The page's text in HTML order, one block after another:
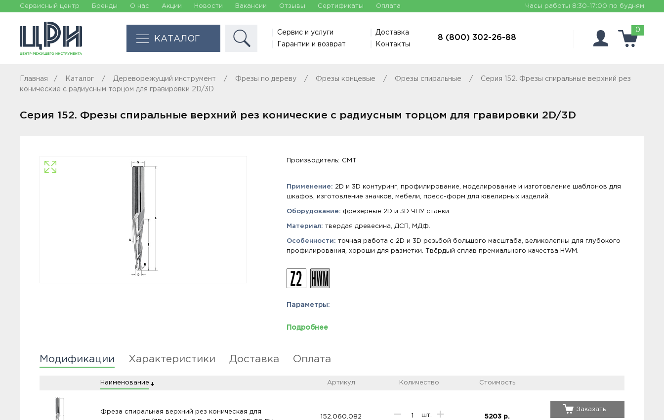
Сервисный центр Бренды О нас Акции Новости Вакансии Отзывы Сертификаты Оплата Часы работы 8:30-17:00 по будням
КАТАЛОГ
Сервис и услуги
Гарантии и возврат
Доставка
Контакты
8 (800) 302-26-88
0
Главная Каталог Дереворежущий инструмент Фрезы по дереву Фрезы концевые Фрезы спиральные
Серия 152. Фрезы спиральные верхний рез
конические с радиусным торцом для гравировки 2D/3D
Серия 152. Фрезы спиральные верхний рез конические с радиусным торцом для гравировки 2D/3D
Производитель: CMT
Применение: 2D и 3D контуринг, профилирование, моделирование и изготовление шаблонов для
шкафов, изготовление значков, мебели, пресс-форм для ювелирных изделий.
Оборудование: фрезерные 2D и 3D ЧПУ станки.
Материал: твердая древесина, ДСП, МДФ.
Особенности: точная работа с 2D и 3D резьбой большого масштаба, великолепны для глубокого
профилирования, хороши для разметки. Твёрдый сплав премиального качества HWM.
Параметры:
Подробнее
Модификации Характеристики Доставка Оплата
Наименование Артикул Количество Стоимость
Фреза спиральная верхний рез коническая для
152.060.082 шт. 5203 р.
Заказать